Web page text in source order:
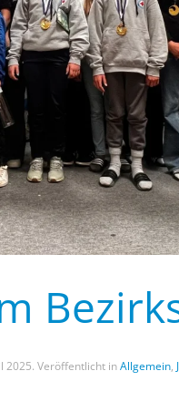
2025. Veröffentlicht inAllgemein,